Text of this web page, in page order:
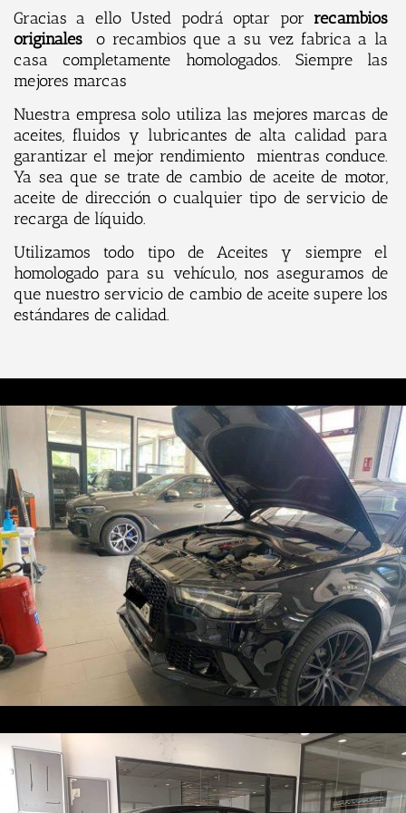
Gracias a ello Usted podrá optar por recambios
originales
o recambios que a su vez fabrica a la
casa completamente homologados. Siempre las
mejores marcas
Nuestra empresa solo utiliza las mejores marcas de
aceites, fluidos y lubricantes de alta calidad para
garantizar el mejor rendimiento mientras conduce.
Ya sea que se trate de cambio de aceite de motor,
aceite de dirección o cualquier tipo de servicio de
recarga de líquido.
Utilizamos todo tipo de Aceites y siempre el
homologado para su vehículo, nos aseguramos de
que nuestro servicio de cambio de aceite supere los
estándares de calidad.